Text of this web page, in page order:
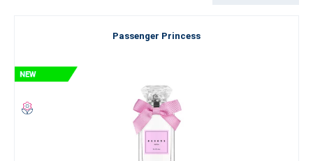
Passenger Princess